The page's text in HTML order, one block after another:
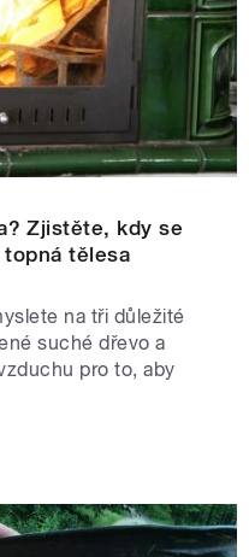
Zjistěte, kdy se
tělesa
na tři důležité
suché dřevo a
pro to, aby